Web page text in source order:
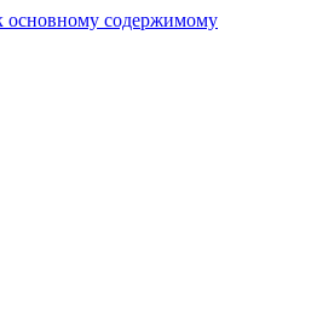
основному содержимому